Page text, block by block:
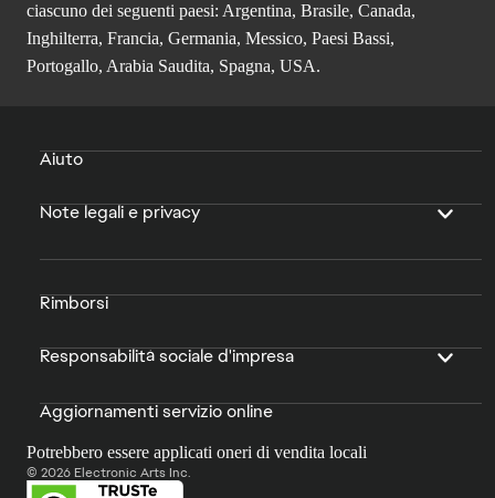
ciascuno dei seguenti paesi: Argentina, Brasile, Canada,
Inghilterra, Francia, Germania, Messico, Paesi Bassi,
Portogallo, Arabia Saudita, Spagna, USA.
Aiuto
Note legali e privacy
Rimborsi
Responsabilità sociale d'impresa
Aggiornamenti servizio online
Potrebbero essere applicati oneri di vendita locali
© 2026 Electronic Arts Inc.